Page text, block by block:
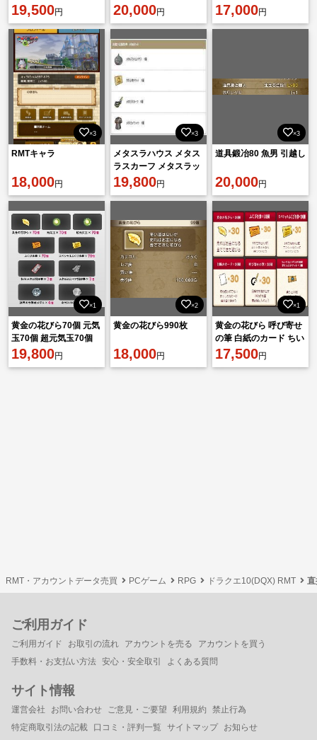
19,500円
人手動職人生産
20,000円 17,000円
×3
RMTキャラ
18,000円
×3
メタスラハウス メタス
ラスカーフ メタスラッ
Tシャツ アイテムコー
ド ドラクエX
19,800円
×3
道具鍛冶80 魚男 引越し
20,000円
×1
黄金の花びら70個 元気
玉70個 超元気玉70個
特急メタル迷宮招待券7
個 アイテムコード
19,800円
×2
黄金の花びら990枚
18,000円
×1
黄金の花びら 呼び寄せ
の筆 白紙のカード ちい
さなメダル スペシャル
ふくびきのアイテムコ
17,500円
RMT・アカウントデータ売買 PCゲーム RPG ドラクエ10(DQX) RMT
ご利用ガイド
ご利用ガイド お取引の流れ アカウントを売る
アカウントを買う
手数料・お支払い方法 安心・安全取引 よくある質問
サイト情報
運営会社 お問い合わせ ご意見・ご要望 利用規約
禁止行為
特定商取引法の記載
口コミ・評判一覧 サイトマップ お知らせ